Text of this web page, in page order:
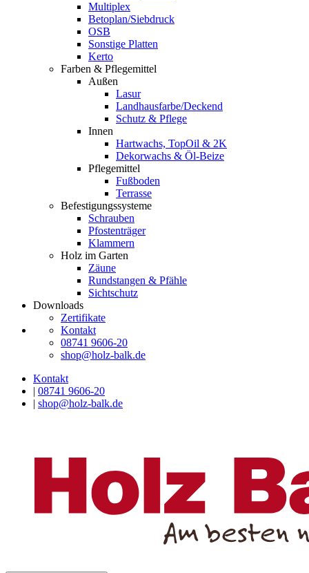
Multiplex
Betoplan/Siebdruck
OSB
Sonstige Platten
Kerto
Farben & Pflegemittel
Außen
Lasur
Landhausfarbe/Deckend
Schutz & Pflege
Innen
Hartwachs, TopOil & 2K
Dekorwachs & Öl-Beize
Pflegemittel
Fußboden
Terrasse
Befestigungssysteme
Schrauben
Pfostenträger
Klammern
Holz im Garten
Zäune
Rundstangen & Pfähle
Sichtschutz
Downloads
Zertifikate
Kontakt
08741 9606-20
shop@holz-balk.de
Kontakt
| 08741 9606-20
| shop@holz-balk.de